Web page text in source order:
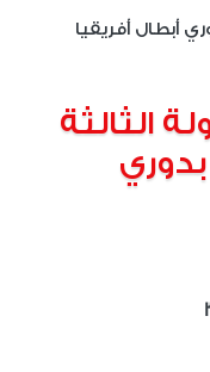
أبطال أفريقيا
الثالثة